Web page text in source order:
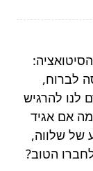
לברוח,
לנו להרגיש
אם אגיד
של שלווה,
הטוב?